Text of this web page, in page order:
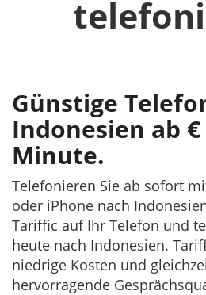
Günstige
Indonesien ab
Minute.
Telefonieren Sie ab sofort
oder iPhone nach
Tariffic auf Ihr Telefon und
heute nach Indonesien.
niedrige Kosten und
hervorragende